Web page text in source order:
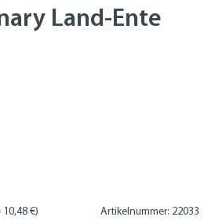
Land-Ente
€) Artikelnummer: 22033